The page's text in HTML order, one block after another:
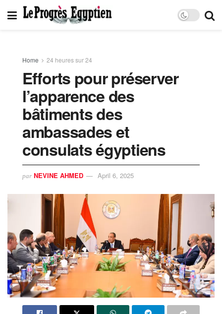
Home 24 heures sur 24
Efforts pour préserver
l’apparence des
bâtiments des
ambassades et
consulats égyptiens
par NEVINE AHMED April 6, 2025